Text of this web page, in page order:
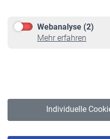
Webanalyse (2)
Mehr erfahren
Individuelle
Online-Rechner
VBLnewsletter
Erklärung zur Barrierefreiheit